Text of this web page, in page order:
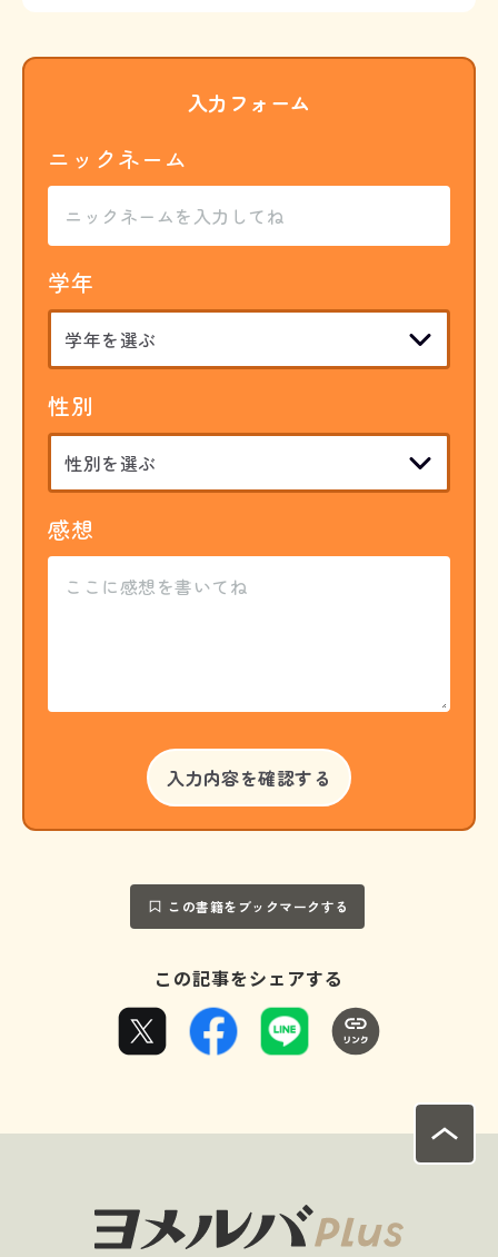
入力フォーム
ニックネーム
学年
性別
感想
この書籍をブックマークする
この記事をシェアする